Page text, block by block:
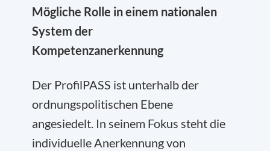
Mögliche Rolle in einem nationalen
System der
Kompetenzanerkennung
Der ProfilPASS ist unterhalb der
ordnungspolitischen Ebene
angesiedelt. In seinem Fokus steht die
individuelle Anerkennung von